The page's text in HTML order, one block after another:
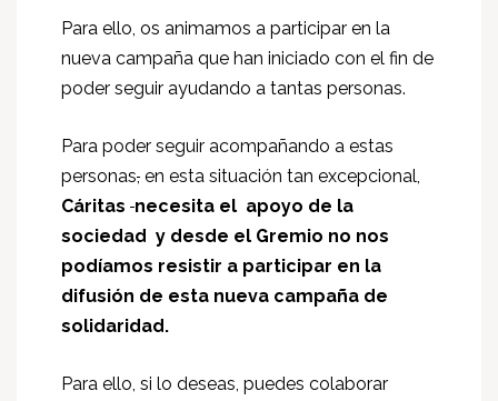
Para ello, os animamos a participar en la
nueva campaña que han iniciado con el fin de
poder seguir ayudando a tantas personas.
Para poder seguir acompañando a estas
personas, en esta situación tan excepcional,
Cáritas necesita el apoyo de la
sociedad y desde el Gremio no nos
podíamos resistir a participar en la
difusión de esta nueva campaña de
solidaridad.
Para ello, si lo deseas, puedes colaborar